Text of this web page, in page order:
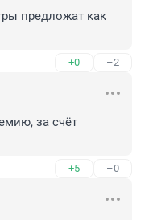
предложат как
+0 –2
за счёт
+5 –0